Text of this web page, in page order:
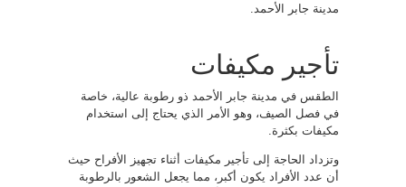
مدينة جابر الأحمد.
تأجير مكيفات
الطقس في مدينة جابر الأحمد ذو رطوبة عالية، خاصة
في فصل الصيف، وهو الأمر الذي يحتاج إلى استخدام
مكيفات بكثرة.
وتزداد الحاجة إلى تأجير مكيفات أثناء تجهيز الأفراح حيث
أن عدد الأفراد يكون أكبر، مما يجعل الشعور بالرطوبة